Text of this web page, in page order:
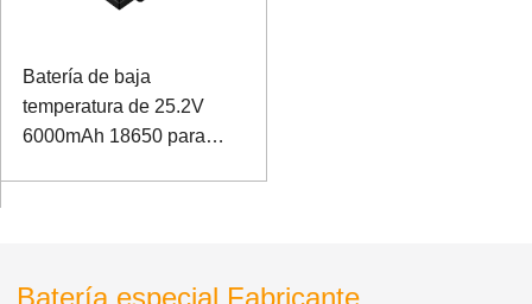
Batería de baja
temperatura de 25.2V
6000mAh 18650 para
Batería especial Fabricante